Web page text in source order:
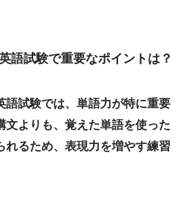
語試験で重要なポイントは？
語試験では、単語力が特に重要
文よりも、覚えた単語を使った
れるため、表現力を増やす練習